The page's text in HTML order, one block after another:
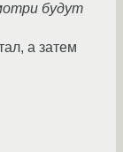
будут
а затем